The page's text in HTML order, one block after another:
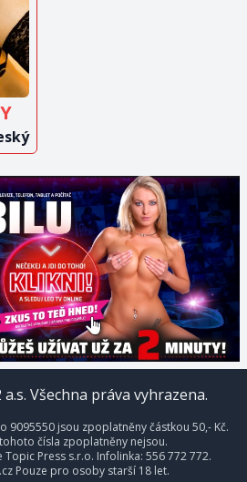
Všechna práva vyhrazena.
9095550 jsou zpoplatněny částkou 50,- Kč.
čísla zpoplatněny nejsou.
Topic Press s.r.o. Infolinka: 556 772 772.
Pouze pro osoby starší 18 let.